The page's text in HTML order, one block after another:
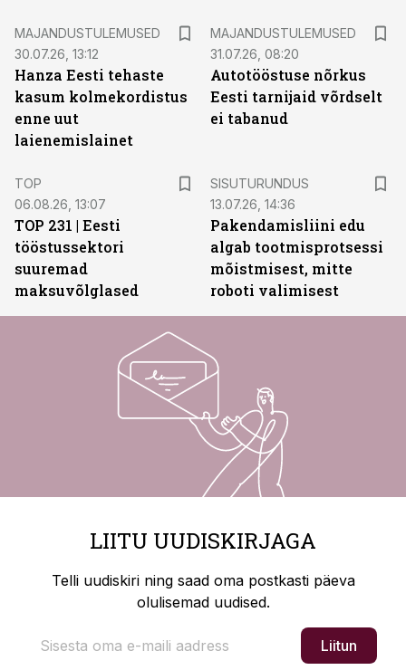
MAJANDUSTULEMUSED
30.07.26, 13:12
Hanza Eesti tehaste
kasum kolmekordistus
enne uut
laienemislainet
MAJANDUSTULEMUSED
31.07.26, 08:20
Autotööstuse nõrkus
Eesti tarnijaid võrdselt
ei tabanud
TOP
06.08.26, 13:07
TOP 231 | Eesti
tööstussektori
suuremad
maksuvõlglased
SISUTURUNDUS
13.07.26, 14:36
Pakendamisliini edu
algab tootmisprotsessi
mõistmisest, mitte
roboti valimisest
LIITU UUDISKIRJAGA
Telli uudiskiri ning saad oma postkasti päeva
olulisemad uudised.
Liitun